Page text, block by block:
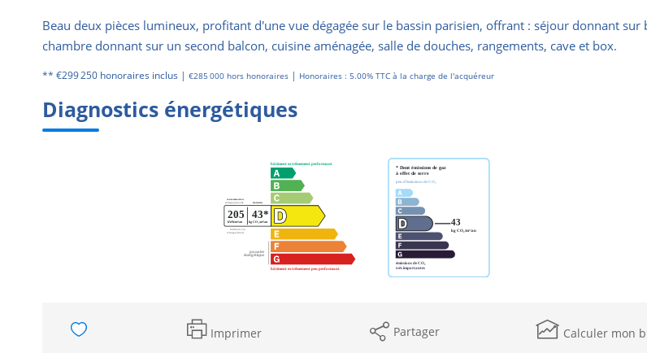
Beau deux pièces lumineux, profitant d'une vue dégagée sur le bassin parisien, offrant : séjour donnant sur
chambre donnant sur un second balcon, cuisine aménagée, salle de douches, rangements, cave et box.
** €299 250 honoraires inclus | €285 000 hors honoraires | Honoraires : 5.00% TTC à la charge de l'acquéreur
Diagnostics énergétiques
Imprimer Partager Calculer mon